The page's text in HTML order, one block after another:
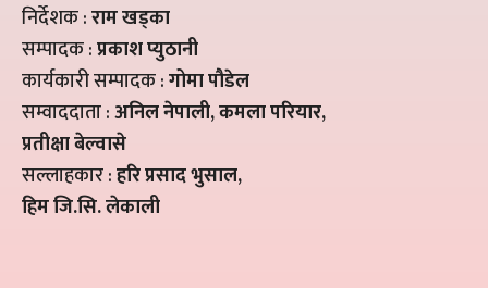
निर्देशक :राम खड्का
सम्पादक :प्रकाश प्युठानी
कार्यकारी सम्पादक :गोमा पौडेल
सम्वाददाता :अनिल नेपाली, कमला परियार,
प्रतीक्षा बेल्वासे
सल्लाहकार :हरि प्रसाद भुसाल,
हिम जि.सि. लेकाली